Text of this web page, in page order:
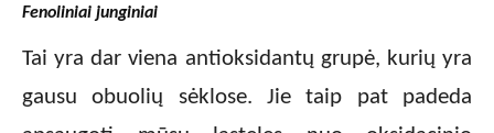
Fenoliniai junginiai
Tai yra dar viena antioksidantų grupė, kurių yra
gausu obuolių sėklose. Jie taip pat padeda